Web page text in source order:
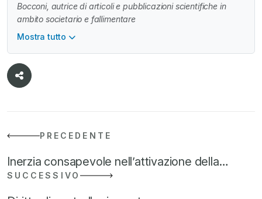
Bocconi, autrice di articoli e pubblicazioni scientifiche in
ambito societario e fallimentare
Mostra tutto
PRECEDENTE
Inerzia consapevole nell’attivazione della…
SUCCESSIVO